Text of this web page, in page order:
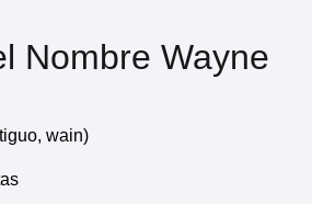
Nombre Wayne
wain)